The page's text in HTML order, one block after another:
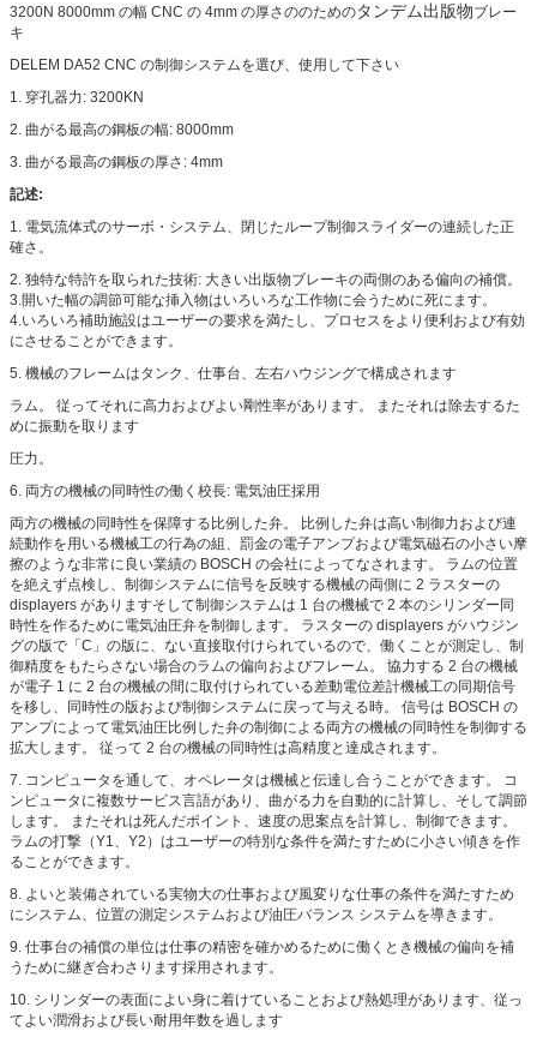
3200N 8000mm の幅 CNC の 4mm の厚さののためのタンデム出版物ブレー
キ
DELEM DA52 CNC の制御システムを選び、使用して下さい
1. 穿孔器力: 3200KN
2. 曲がる最高の鋼板の幅: 8000mm
3. 曲がる最高の鋼板の厚さ: 4mm
記述:
1. 電気流体式のサーボ・システム、閉じたループ制御スライダーの連続した正
確さ。
2. 独特な特許を取られた技術: 大きい出版物ブレーキの両側のある偏向の補償。
3.開いた幅の調節可能な挿入物はいろいろな工作物に会うために死にます。
4.いろいろ補助施設はユーザーの要求を満たし、プロセスをより便利および有効
にさせることができます。
5. 機械のフレームはタンク、仕事台、左右ハウジングで構成されます
ラム。 従ってそれに高力およびよい剛性率があります。 またそれは除去するた
めに振動を取ります
圧力。
6. 両方の機械の同時性の働く校長: 電気油圧採用
両方の機械の同時性を保障する比例した弁。 比例した弁は高い制御力および連
続動作を用いる機械工の行為の組、罰金の電子アンプおよび電気磁石の小さい摩
擦のような非常に良い業績の BOSCH の会社によってなされます。 ラムの位置
を絶えず点検し、制御システムに信号を反映する機械の両側に 2 ラスターの
displayers がありますそして制御システムは 1 台の機械で 2 本のシリンダー同
時性を作るために電気油圧弁を制御します。 ラスターの displayers がハウジン
グの版で「C」の版に、ない直接取付けられているので、働くことが測定し、制
御精度をもたらさない場合のラムの偏向およびフレーム。 協力する 2 台の機械
が電子 1 に 2 台の機械の間に取付けられている差動電位差計機械工の同期信号
を移し、同時性の版および制御システムに戻って与える時。 信号は BOSCH の
アンプによって電気油圧比例した弁の制御による両方の機械の同時性を制御する
拡大します。 従って 2 台の機械の同時性は高精度と達成されます。
7. コンピュータを通して、オペレータは機械と伝達し合うことができます。 コ
ンピュータに複数サービス言語があり、曲がる力を自動的に計算し、そして調節
します。 またそれは死んだポイント、速度の思案点を計算し、制御できます。
ラムの打撃（Y1、Y2）はユーザーの特別な条件を満たすために小さい傾きを作
ることができます。
8. よいと装備されている実物大の仕事および風変りな仕事の条件を満たすため
にシステム、位置の測定システムおよび油圧バランス システムを導きます。
9. 仕事台の補償の単位は仕事の精密を確かめるために働くとき機械の偏向を補
うために継ぎ合わさります採用されます。
10. シリンダーの表面によい身に着けていることおよび熱処理があります、従っ
てよい潤滑および長い耐用年数を過します